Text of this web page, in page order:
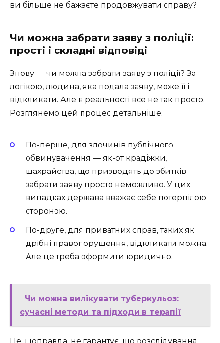
ви більше не бажаєте продовжувати справу?
Чи можна забрати заяву з поліції:
прості і складні відповіді
Знову — чи можна забрати заяву з поліції? За
логікою, людина, яка подала заяву, може її і
відкликати. Але в реальності все не так просто.
Розглянемо цей процес детальніше.
По-перше, для злочинів публічного
обвинувачення — як-от крадіжки,
шахрайства, що призводять до збитків —
забрати заяву просто неможливо. У цих
випадках держава вважає себе потерпілою
стороною.
По-друге, для приватних справ, таких як
дрібні правопорушення, відкликати можна.
Але це треба оформити юридично.
Чи можна вилікувати туберкульоз:
сучасні методи та підходи в терапії
Це, щоправда, не гарантує, що розслідування